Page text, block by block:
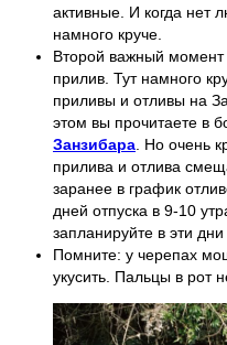
активные. И когда нет
намного круче.
Второй важный
прилив. Тут намного
приливы и отливы на
этом вы прочитаете в
Занзибара . Но очень
прилива и отлива
заранее в график
дней отпуска в 9-10
запланируйте в эти
Помните: у черепах
укусить. Пальцы в рот